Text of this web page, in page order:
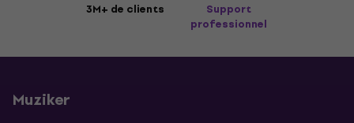
3M+ de clients
Support
professionnel
Muziker